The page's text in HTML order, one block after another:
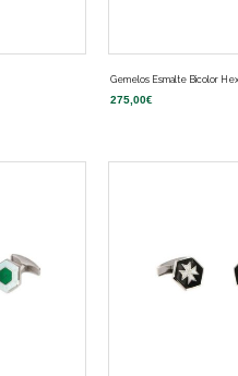
Gemelos Esmalte Bicolor
275,00€